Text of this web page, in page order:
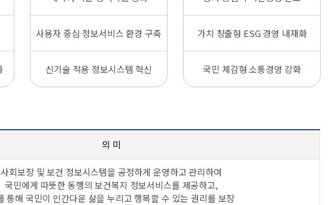
사용자 중심 정보서비스 환경 구축
신기술 적용 정보시스템 혁신
가치 창출형 ESG 경영 내재화
국민 체감형 소통경영 강화
의 미
사회보장 및 보건 정보시스템을 공정하게 운영하고 관리하여
국민에게 따뜻한 동행의 보건복지 정보서비스를 제공하고,
통해 국민이 인간다운 삶을 누리고 행복할 수 있는 권리를 보장